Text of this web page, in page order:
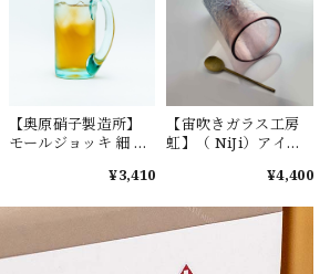
【奥原硝子製造所】
モールジョッキ 細 ラ
¥3,410
【宙吹きガラス工房
虹】（ NiJi）アイス
¥4,400